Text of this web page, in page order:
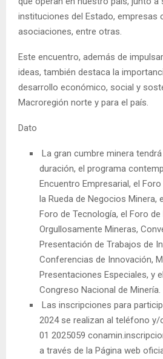
instituciones del Estado, empresas
asociaciones, entre otras.
Este encuentro, además de
ideas, también destaca la
desarrollo económico, social y
Macroregión norte y para el país.
Dato
La gran cumbre minera
duración, el programa
Encuentro Empresarial, el
la Rueda de Negocios Minera,
Foro de Tecnología, el Foro de
Orgullosamente Mineras,
Presentación de Trabajos de
Conferencias de Innovación,
Presentaciones Especiales, y
Congreso Nacional de Minería.
Las inscripciones para
2024 se realizan al teléfono
01 2025059
a través de la Página web